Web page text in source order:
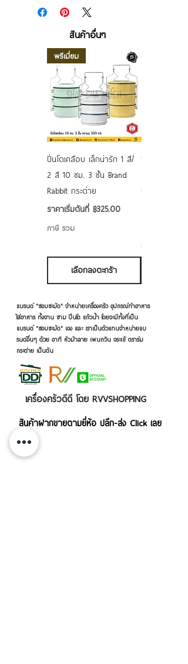
สินค้าอื่นๆ
พรีเมี่ยม
ปิ่นโตเคลือบ เล็กน่ารัก 1 สี/
2 สี 10 ซม. 3 ชั้น Brand
Rabbit กระต่าย
ราคาเริ่มต้นที่ ฿325.00
ราคาขายลด
ภาษี รวม
เลือกลงตะกร้า
ชามเคลือบ
ภาษี รวม
แบรนด์ "ชอบชะมัด" จำหน่ายเครื่องครัว อุปกรณ์ทำอาหาร
ใส่อาหาร ทั้งจาน ชาม ปิ่นโต แก้วน้ำ โดยจะมีทั้งที่เป็น
แบรนด์ "ชอบชะมัด" เอง และ เราเป็นตัวแทนจำหน่ายแบ
รนด์อื่นๆ ด้วย อาทิ หัวม้าลาย เพนกวิน จระเข้ ตราร่ม
กระต่าย เป็นต้น
เครื่องครัวดีดี โดย RVVSHOPPING
สินค้าฝากขายตามยี่ห้อ ปลีก-ส่ง Click เลย